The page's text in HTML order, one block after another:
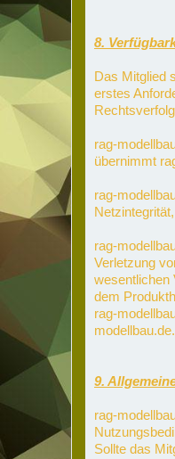
8.
Das Mitglied
erstes
rag-
übernimmt
rag-
rag-
Verletzung
wesentlichen
dem
rag-
modellbau.de.
9.
rag-
Sollte das